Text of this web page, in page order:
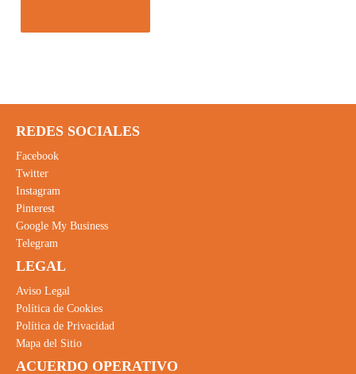
REDES SOCIALES
Facebook
Twitter
Instagram
Pinterest
Google My Business
Telegram
LEGAL
Aviso Legal
Política de Cookies
Política de Privacidad
Mapa del Sitio
ACUERDO OPERATIVO